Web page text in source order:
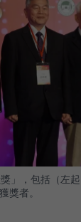
」，包括（左
獎者。